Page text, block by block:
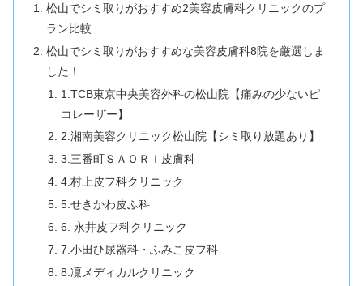
松山でシミ取りがおすすめ2美容皮膚科クリニックのプ
ラン比較
松山でシミ取りがおすすめな美容皮膚科8院を厳選しま
した！
1.TCB東京中央美容外科の松山院【痛みの少ないピ
コレーザー】
2.湘南美容クリニック松山院【シミ取り放題あり】
3.三番町ＳＡＯＲＩ皮膚科
4.村上皮フ科クリニック
5.せきかわ皮ふ科
6. 永井皮フ科クリニック
7.小田ひ尿器科・ふみこ皮フ科
8.凜メディカルクリニック